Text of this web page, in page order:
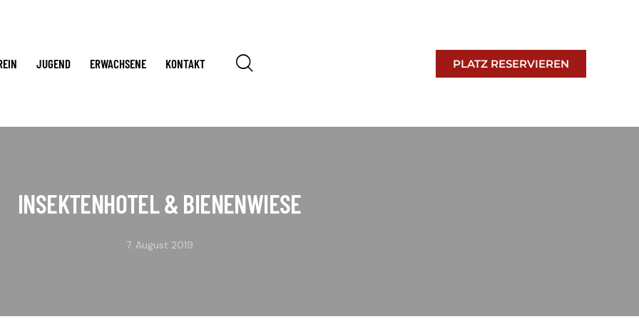
JUGEND ERWACHSENE KONTAKT PLATZ RESERVIEREN
INSEKTENHOTEL & BIENENWIESE
7. August 2019